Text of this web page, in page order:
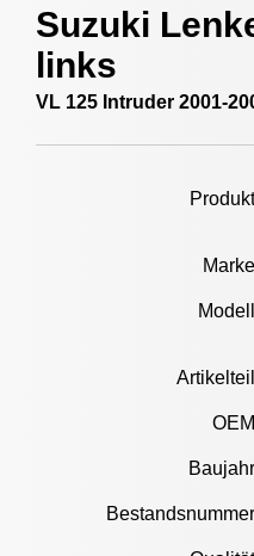
Suzuki
links
VL 125 Intruder 2001-
Produkt
Marke
Modell
Artikelteil
OEM
Baujahr
Bestandsnummer